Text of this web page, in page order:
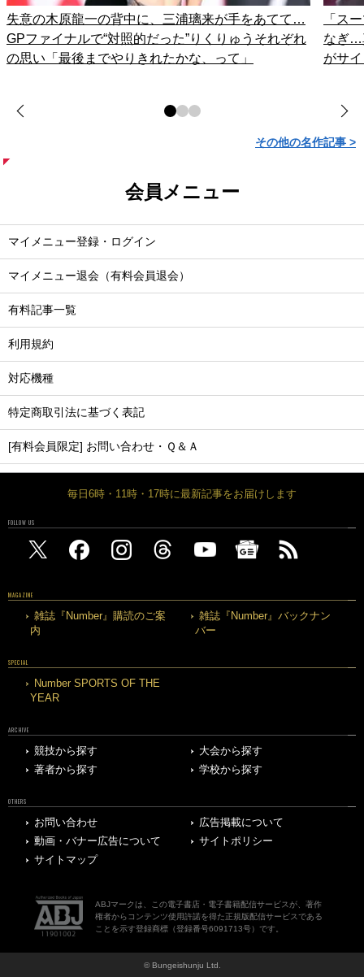
失意の木原龍一の背中に、三浦璃来が手をあてて…
GPファイナルで“対照的だった”りくりゅうそれぞれ
の思い「最後までやりきれたかな、って」
「ス
なぎ…
がサ
その他の名作記事 >
会員メニュー
マイメニュー登録・ログイン
マイメニュー退会（有料会員退会）
有料記事一覧
利用規約
対応機種
特定商取引法に基づく表記
[有料会員限定] お問い合わせ・Ｑ＆Ａ
毎日6時・11時・17時に最新記事をお届けします
FOLLOW US
MAGAZINE
雑誌『Number』購読のご案
内
雑誌『Number』バックナン
バー
SPECIAL
Number SPORTS OF THE
YEAR
ARCHIVE
競技から探す
大会から探す
著者から探す
学校から探す
OTHERS
お問い合わせ
広告掲載について
動画・バナー広告について
サイトポリシー
サイトマップ
ABJマークは、この電子書店・電子書籍配信サービスが、著作
権者からコンテンツ使用許諾を得た正規版配信サービスである
ことを示す登録商標（登録番号6091713号）です。
© Bungeishunju Ltd.